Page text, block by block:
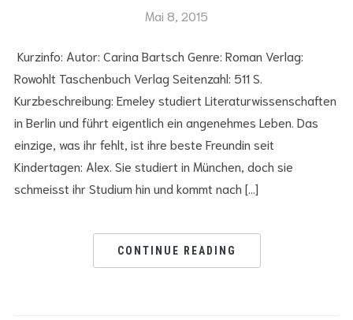
Mai 8, 2015
Kurzinfo: Autor: Carina Bartsch Genre: Roman Verlag:
Rowohlt Taschenbuch Verlag Seitenzahl: 511 S.
Kurzbeschreibung: Emeley studiert Literaturwissenschaften
in Berlin und führt eigentlich ein angenehmes Leben. Das
einzige, was ihr fehlt, ist ihre beste Freundin seit
Kindertagen: Alex. Sie studiert in München, doch sie
schmeisst ihr Studium hin und kommt nach […]
CONTINUE READING